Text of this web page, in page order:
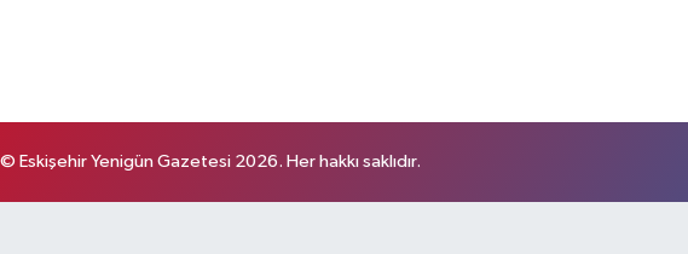
Eskişehir Yenigün Gazetesi 2026. Her hakkı saklıdır.